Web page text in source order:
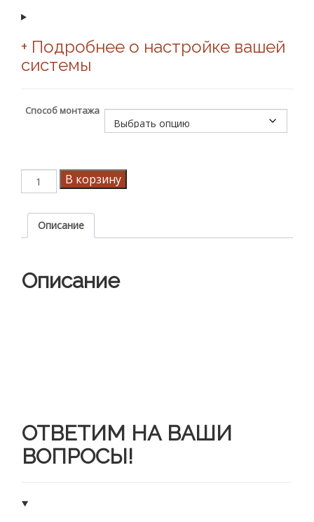
+ Подробнее о настройке вашей
системы
Способ монтажа
Количество
товара
Turbo
GPS
В корзину
Описание
Описание
ОТВЕТИМ НА ВАШИ
ВОПРОСЫ!